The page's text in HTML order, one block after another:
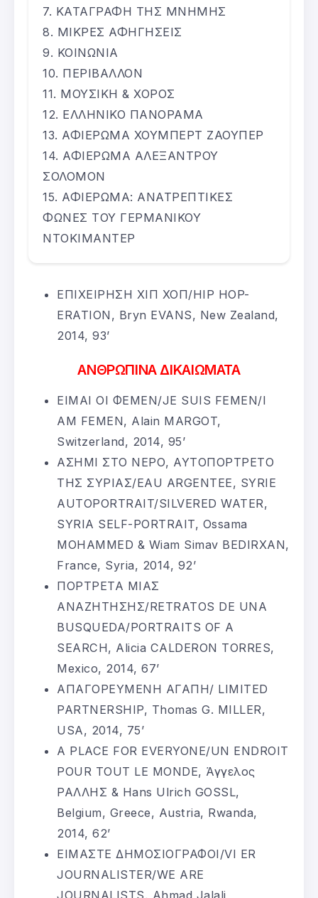
ΚΑΤΑΓΡΑΦΗ ΤΗΣ ΜΝΗΜΗΣ
ΜΙΚΡΕΣ ΑΦΗΓΗΣΕΙΣ
ΚΟΙΝΩΝΙΑ
ΠΕΡΙΒΑΛΛΟΝ
ΜΟΥΣΙΚΗ & ΧΟΡΟΣ
ΕΛΛΗΝΙΚΟ ΠΑΝΟΡΑΜΑ
ΑΦΙΕΡΩΜΑ ΧΟΥΜΠΕΡΤ ΖΑΟΥΠΕΡ
ΑΦΙΕΡΩΜΑ ΑΛΕΞΑΝΤΡΟΥ
ΣΟΛΟΜΟΝ
ΑΦΙΕΡΩΜΑ: ΑΝΑΤΡΕΠΤΙΚΕΣ
ΦΩΝΕΣ ΤΟΥ ΓΕΡΜΑΝΙΚΟΥ
ΝΤΟΚΙΜΑΝΤΕΡ
ΕΠΙΧΕΙΡΗΣΗ ΧΙΠ ΧΟΠ/HIP HOP-
ERATION, Bryn EVANS, New Zealand,
2014, 93’
ΑΝΘΡΩΠΙΝΑ ΔΙΚΑΙΩΜΑΤΑ
ΕΙΜΑΙ ΟΙ ΦΕΜΕΝ/JE SUIS FEMEN/I
AM FEMEN, Alain MARGOT,
Switzerland, 2014, 95’
ΑΣΗΜΙ ΣΤΟ ΝΕΡΟ, ΑΥΤΟΠΟΡΤΡΕΤΟ
ΤΗΣ ΣΥΡΙΑΣ/EAU ARGENTEE, SYRIE
AUTOPORTRAIT/SILVERED WATER,
SYRIA SELF-PORTRAIT, Ossama
MOHAMMED & Wiam Simav BEDIRXAN,
France, Syria, 2014, 92’
ΠΟΡΤΡΕΤΑ ΜΙΑΣ
ΑΝΑΖΗΤΗΣΗΣ/RETRATOS DE UNA
BUSQUEDA/PORTRAITS OF A
SEARCH, Alicia CALDERON TORRES,
Mexico, 2014, 67’
ΑΠΑΓΟΡΕΥΜΕΝΗ ΑΓΑΠΗ/ LIMITED
PARTNERSHIP, Thomas G. MILLER,
USA, 2014, 75’
A PLACE FOR EVERYONE/UN ENDROIT
POUR TOUT LE MONDE, Άγγελος
ΡΑΛΛΗΣ & Hans Ulrich GOSSL,
Belgium, Greece, Austria, Rwanda,
2014, 62’
ΕΙΜΑΣΤΕ ΔΗΜΟΣΙΟΓΡΑΦΟΙ/VI ER
JOURNALISTER/WE ARE
JOURNALISTS, Ahmad Jalali